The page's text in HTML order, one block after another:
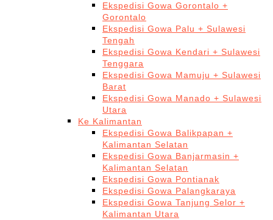
Ekspedisi Gowa Gorontalo +
Gorontalo
Ekspedisi Gowa Palu + Sulawesi
Tengah
Ekspedisi Gowa Kendari + Sulawesi
Tenggara
Ekspedisi Gowa Mamuju + Sulawesi
Barat
Ekspedisi Gowa Manado + Sulawesi
Utara
Ke Kalimantan
Ekspedisi Gowa Balikpapan +
Kalimantan Selatan
Ekspedisi Gowa Banjarmasin +
Kalimantan Selatan
Ekspedisi Gowa Pontianak
Ekspedisi Gowa Palangkaraya
Ekspedisi Gowa Tanjung Selor +
Kalimantan Utara